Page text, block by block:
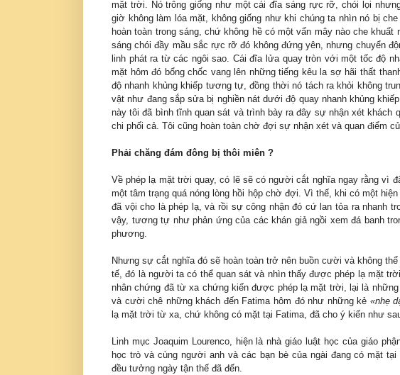
mặt trời. Nó trông giống như một cái đĩa sáng rực rỡ, chói lọi
giờ không làm lóa mặt, không giống như khi chúng ta nhìn nó bị
hoàn toàn trong sáng, chứ không hề có một vẩn mây nào che
sáng chói đầy mầu sắc rực rỡ đó không đứng yên, nhưng chuyển
linh phát ra từ các ngôi sao. Cái đĩa lửa quay tròn với một tốc độ
mặt hôm đó bổng chốc vang lên những tiếng kêu la sợ hãi thất
độ nhanh khủng khiếp tương tự, đồng thời nó tách ra khỏi không
vật như đang sắp sửa bị nghiền nát dưới độ quay nhanh khủng
này tôi đã bình tĩnh quan sát và trình bày ra đây sự nhận xét
chi phối cả. Tôi cũng hoàn toàn chờ đợi sự nhận xét và quan điểm
Phải chăng đám đông bị thôi miên ?
Về phép lạ mặt trời quay, có lẽ sẽ có người cắt nghĩa ngay rằng vì
một tâm trạng quá nóng lòng hồi hộp chờ đợi. Vì thế, khi có một
đã vội cho là phép lạ, và rồi sự công nhận đó cứ lan tỏa ra nhanh
vậy, tương tự như phản ứng của các khán giả ngồi xem đá banh
phương.
Nhưng sự cắt nghĩa đó sẽ hoàn toàn trở nên buồn cười và không
tế, đó là người ta có thể quan sát và nhìn thấy được phép lạ mặt
nhân chứng đã từ xa chứng kiến được phép lạ mặt trời, lại là
và cười chê những khách đến Fatima hôm đó như những kẻ «nhẹ
lạ mặt trời từ xa, chứ không có mặt tại Fatima, đã cho ý kiến như
Linh mục Joaquim Lourenco, hiện là nhà giáo luật học của giáo
học trò và cùng người anh và các bạn bè của ngài đang có mặt
đều tưởng ngày tận thế đã đến.